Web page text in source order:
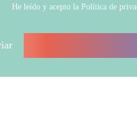
He leído y acepto la Política de